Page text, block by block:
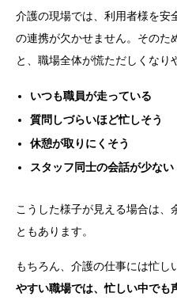
介護の現場では、利用者様を安
の連携が欠かせません。そのた
と、職場全体が慌ただしくなり
いつも職員が走っている
質問しづらいほど忙しそう
休憩が取りにくそう
スタッフ同士の会話が少ない
こうした様子が見える場合は、
ともあります。
もちろん、介護の仕事には忙し
やすい職場では、忙しい中でも